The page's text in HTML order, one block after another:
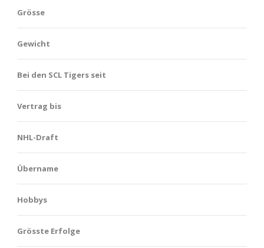
Grösse
Gewicht
Bei den SCL Tigers seit
Vertrag bis
NHL-Draft
Übername
Hobbys
Grösste Erfolge